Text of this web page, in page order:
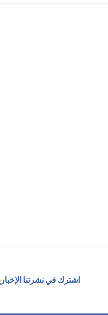
اشترك في نشرتنا